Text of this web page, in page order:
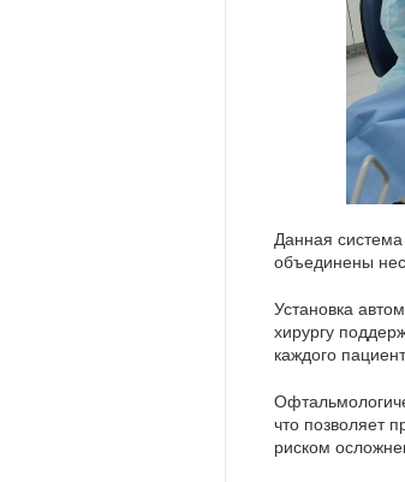
Данная
объединены
Установка
хирургу
каждого
что позволяет
риском